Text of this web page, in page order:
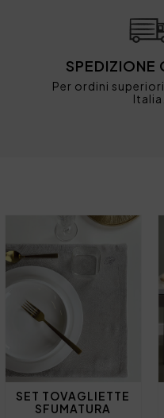
SPEDIZIONE
Per ordini
Italia.
SET TOVAGLIETTE
SFUMATURA